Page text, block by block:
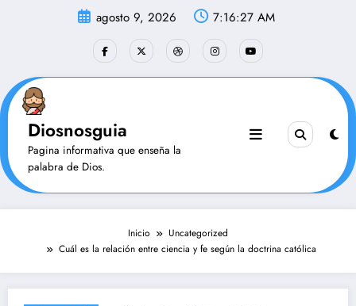
agosto 9, 2026 7:16:28 AM
Diosnosguia
Pagina informativa que enseña la
palabra de Dios.
Inicio
Uncategorized
Cuál es la relación entre ciencia y fe según la doctrina católica